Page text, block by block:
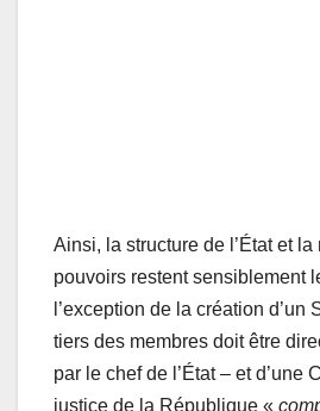
Ainsi, la structure de l’État et
pouvoirs restent sensiblement
l’exception de la création d’un
tiers des membres doit être
par le chef de l’État – et d’une
justice de la République «